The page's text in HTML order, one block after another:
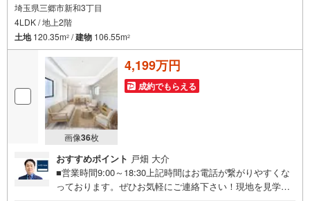
埼玉県三郷市新和3丁目
4LDK / 地上2階
土地120.35m2 /建物 106.55m2
画像36枚
4,199万円
成約でもらえる
おすすめポイント 戸畑 大介
■営業時間9:00～18:30上記時間はお電話が繋がりやすくな
っております。ぜひお気軽にご連絡下さい！現地を見学さ